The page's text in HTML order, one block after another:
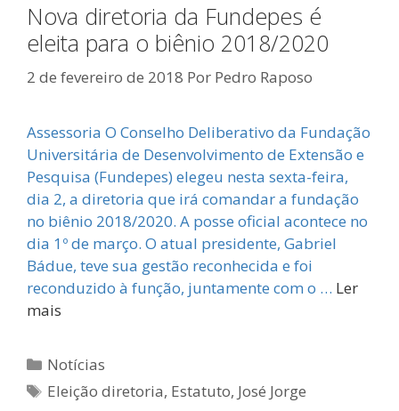
Nova diretoria da Fundepes é
eleita para o biênio 2018/2020
2 de fevereiro de 2018 Por Pedro Raposo
Assessoria O Conselho Deliberativo da Fundação
Universitária de Desenvolvimento de Extensão e
Pesquisa (Fundepes) elegeu nesta sexta-feira,
dia 2, a diretoria que irá comandar a fundação
no biênio 2018/2020. A posse oficial acontece no
dia 1º de março. O atual presidente, Gabriel
Bádue, teve sua gestão reconhecida e foi
reconduzido à função, juntamente com o … Ler
mais
Categorias
Notícias
Tags
Eleição diretoria, Estatuto, José Jorge